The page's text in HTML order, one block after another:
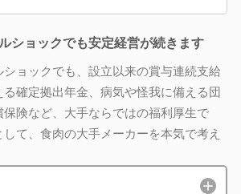
ショックでも安定経営が続きます
ショックでも、設立以来の賞与連続支給
確定拠出年金、病気や怪我に備える団
険など、大手ならではの福利厚生で
て、食肉の大手メーカーを本気で考え